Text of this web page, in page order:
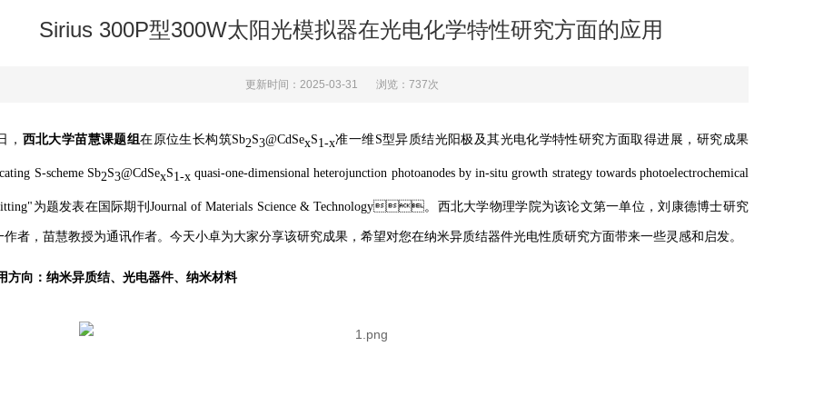
Sirius 300P型300W太阳光模拟器在光电化学特性研究方面的应用
更新时间：2025-03-31 浏览：737次
， 西北大学苗慧课题组在原位生长构筑Sb2S3@CdSexS1-x准一维S型异质结光阳极及其光电化学特性研究方面取得进展，研究成果
S-scheme Sb2S3@CdSexS1-xquasi-one-dimensional heterojunction photoanodes by in-situ growth strategy towards photoelectrochemical
为题发表在国际期刊Journal of Materials Science & Technology。西北大学物理学院为该论文第一单位，刘康德博士研究
者，苗慧教授为通讯作者。今天小卓为大家分享该研究成果，希望对您在纳米异质结器件光电性质研究方面带来一些灵感和启发。
向：纳米异质结、光电器件、纳米材料